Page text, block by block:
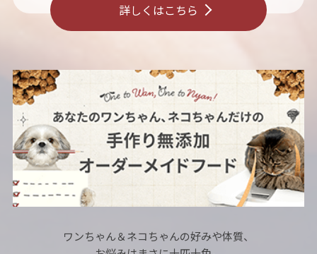
詳しくはこちら
ワンちゃん＆ネコちゃんの好みや体質、